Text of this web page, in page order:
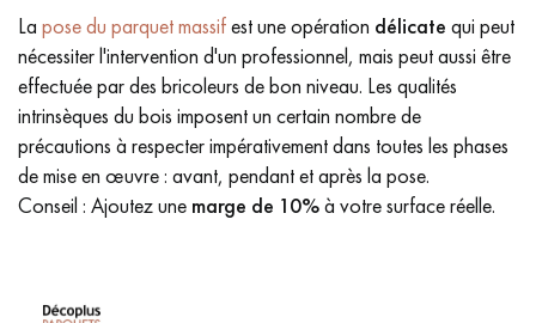
La pose du parquet massifest une opération délicate qui peut
nécessiter l'intervention d'un professionnel, mais peut aussi être
effectuée par des bricoleurs de bon niveau. Les qualités
intrinsèques du bois imposent un certain nombre de
précautions à respecter impérativement dans toutes les phases
de mise en œuvre : avant, pendant et après la pose.
Conseil : Ajoutez une marge de 10%à votre surface réelle.